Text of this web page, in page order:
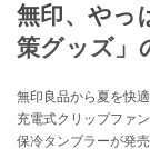
無印、やっ
策グッズ」
無印良品から夏を快
充電式クリップファ
保冷タンブラーが発売